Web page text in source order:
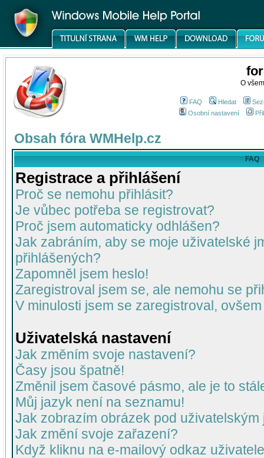
O
FAQ Hledat
Osobní nastavení
Obsah fóra WMHelp.cz
FAQ
Registrace a přihlášení
Proč se nemohu přihlásit?
Je vůbec potřeba se registrovat?
Proč jsem automaticky odhlášen?
Jak zabráním, aby se moje uživatelské
přihlášených?
Zapomněl jsem heslo!
Zaregistroval jsem se, ale nemohu se
V minulosti jsem se zaregistroval,
Uživatelská nastavení
Jak změním svoje nastavení?
Časy jsou špatně!
Změnil jsem časové pásmo, ale je to
Můj jazyk není na seznamu!
Jak zobrazím obrázek pod uživatelským
Jak změní svoje zařazení?
Když kliknu na e-mailový odkaz